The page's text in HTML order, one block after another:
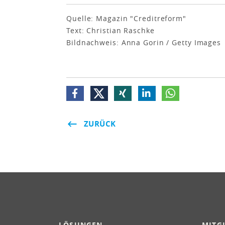
Quelle: Magazin "Creditreform"
Text: Christian Raschke
Bildnachweis: Anna Gorin / Getty Images
ZURÜCK